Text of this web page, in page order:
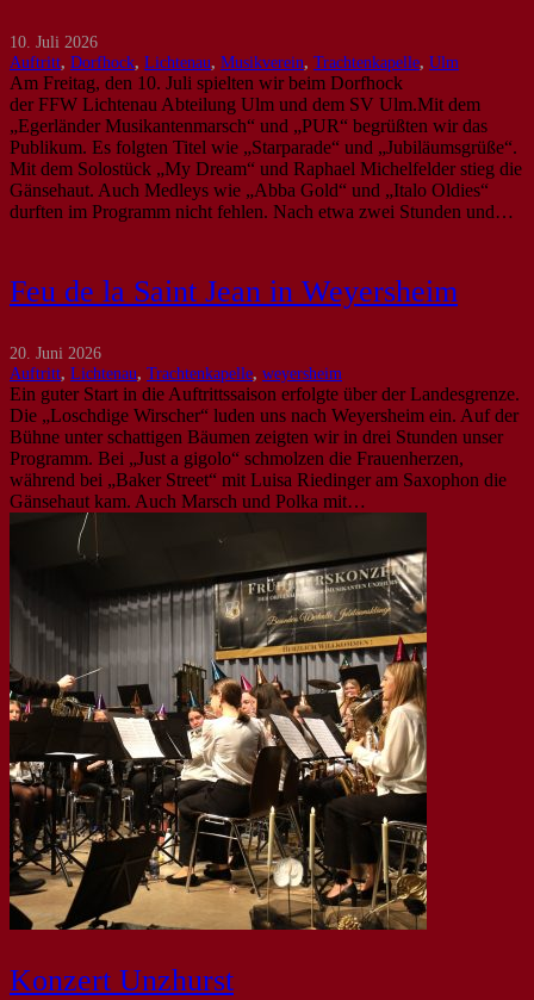
10. Juli 2026
Auftritt, Dorfhock, Lichtenau, Musikverein, Trachtenkapelle, Ulm
Am Freitag, den 10. Juli spielten wir beim Dorfhock
der FFW Lichtenau Abteilung Ulm und dem SV Ulm.Mit dem
„Egerländer Musikantenmarsch“ und „PUR“ begrüßten wir das
Publikum. Es folgten Titel wie „Starparade“ und „Jubiläumsgrüße“.
Mit dem Solostück „My Dream“ und Raphael Michelfelder stieg die
Gänsehaut. Auch Medleys wie „Abba Gold“ und „Italo Oldies“
durften im Programm nicht fehlen. Nach etwa zwei Stunden und…
Feu de la Saint Jean in Weyersheim
20. Juni 2026
Auftritt, Lichtenau, Trachtenkapelle, weyersheim
Ein guter Start in die Auftrittssaison erfolgte über der Landesgrenze.
Die „Loschdige Wirscher“ luden uns nach Weyersheim ein. Auf der
Bühne unter schattigen Bäumen zeigten wir in drei Stunden unser
Programm. Bei „Just a gigolo“ schmolzen die Frauenherzen,
während bei „Baker Street“ mit Luisa Riedinger am Saxophon die
Gänsehaut kam. Auch Marsch und Polka mit…
Konzert Unzhurst